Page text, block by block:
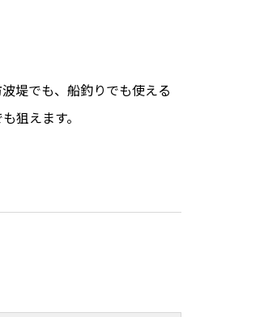
堤でも、船釣りでも使える
狙えます。